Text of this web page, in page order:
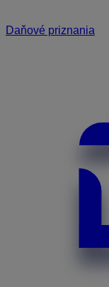
Daňové priznania